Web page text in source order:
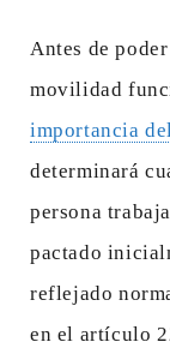
Antes de
movilidad
importancia
determinará
persona
pactado
reflejado
en el artículo